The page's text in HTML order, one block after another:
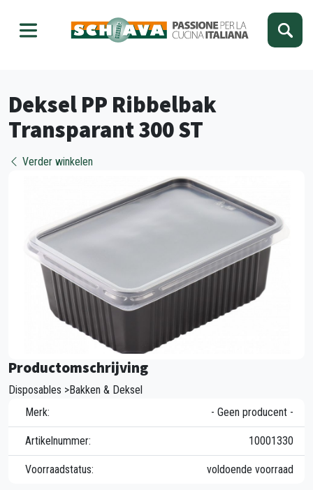
Deksel PP Ribbelbak
Transparant 300 ST
Verder winkelen
Productomschrijving
Disposables >Bakken & Deksel
Merk:
- Geen producent -
Artikelnummer: 10001330
Voorraadstatus: voldoende voorraad